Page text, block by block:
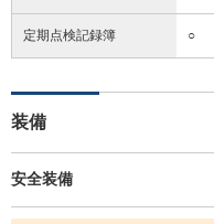
定期点検記録簿 ○
装備
安全装備